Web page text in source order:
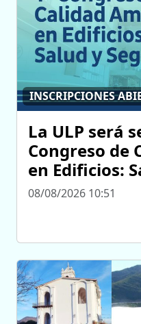
INSCRIPCIONES
La ULP será
Congreso de
en Edificios:
08/08/2026 10:51